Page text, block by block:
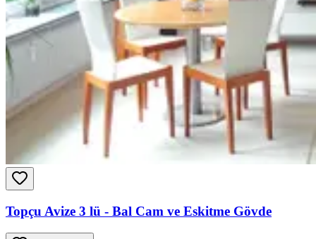
Topçu Avize 3 lü - Bal Cam ve Eskitme Gövde